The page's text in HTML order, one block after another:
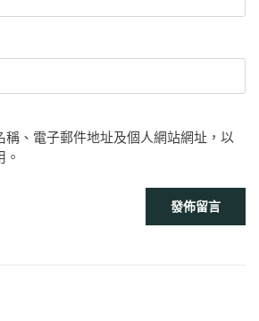
稱、電子郵件地址及個人網站網址，以